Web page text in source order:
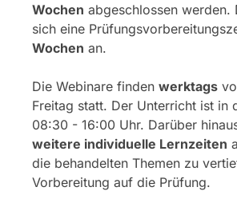
Wochen abgeschlossen werden.
sich eine
Wochen an.
Die Webinare finden werktags
Freitag statt. Der Unterricht ist in
08:30 - 16:00 Uhr. Darüber
weitere individuelle Lernzeiten
die behandelten Themen zu
Vorbereitung auf die Prüfung.